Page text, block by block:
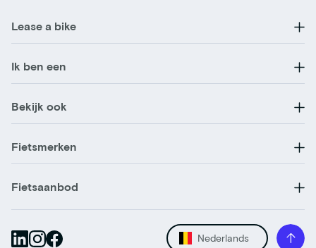
Lease a bike
Ik ben een
Bekijk ook
Fietsmerken
Fietsaanbod
Nederlands